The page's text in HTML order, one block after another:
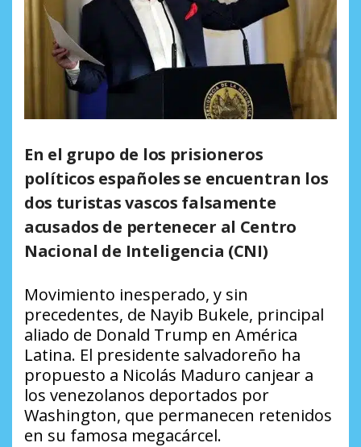
En el grupo de los prisioneros
políticos españoles se encuentran los
dos turistas vascos falsamente
acusados de pertenecer al Centro
Nacional de Inteligencia (CNI)
Movimiento inesperado, y sin
precedentes, de Nayib Bukele, principal
aliado de Donald Trump en América
Latina. El presidente salvadoreño ha
propuesto a Nicolás Maduro canjear a
los venezolanos deportados por
Washington, que permanecen retenidos
en su famosa megacárcel.